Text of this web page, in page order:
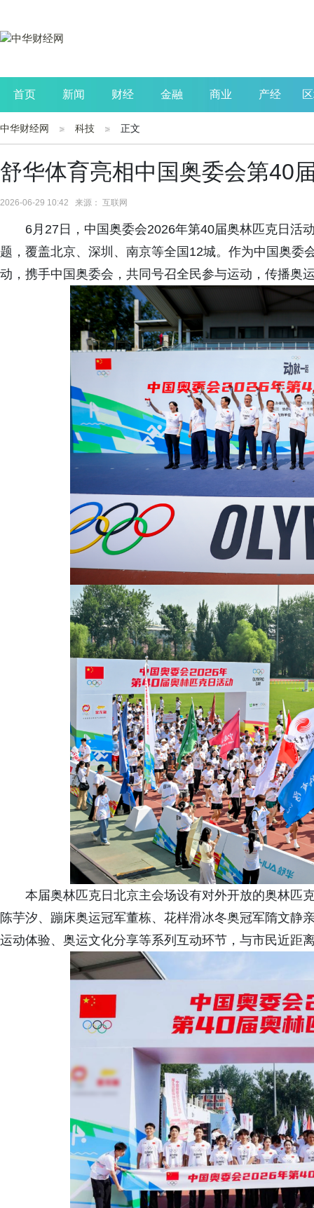
首页 新闻 财经 金融 商业 产经
公司 生活 读书
中华财经网 科技 正文
舒华体育亮相中国奥委会第40
2026-06-29 10:42 来源： 互联网
6月27日，中国奥委会2026年第40届奥林匹克日活
题，覆盖北京、深圳、南京等全国12城。作为中国奥委
动，携手中国奥委会，共同号召全民参与运动，传播奥
本届奥林匹克日北京主会场设有对外开放的奥林匹
陈芋汐、蹦床奥运冠军董栋、花样滑冰冬奥冠军隋文静
运动体验、奥运文化分享等系列互动环节，与市民近距